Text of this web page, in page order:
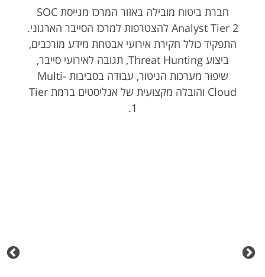
חברת ביטוח מובילה באזור המרכז מגייסת SOC
Analyst Tier 2 להצטרפות למרכז הסייבר הארגוני.
התפקיד כולל חקירת אירועי אבטחת מידע מורכבים,
ביצוע Threat Hunting, תגובה לאירועי סייבר,
שיפור מערכות הניטור, עבודה בסביבות Multi-
Cloud והובלה מקצועית של אנליסטים ברמת Tier
1.